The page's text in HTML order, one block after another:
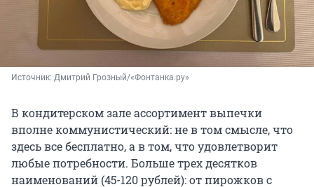
Источник: Дмитрий Грозный/«Фонтанка.ру»
В кондитерском зале ассортимент выпечки
вполне коммунистический: не в том смысле, что
здесь все бесплатно, а в том, что удовлетворит
любые потребности. Больше трех десятков
наименований (45-120 рублей): от пирожков с